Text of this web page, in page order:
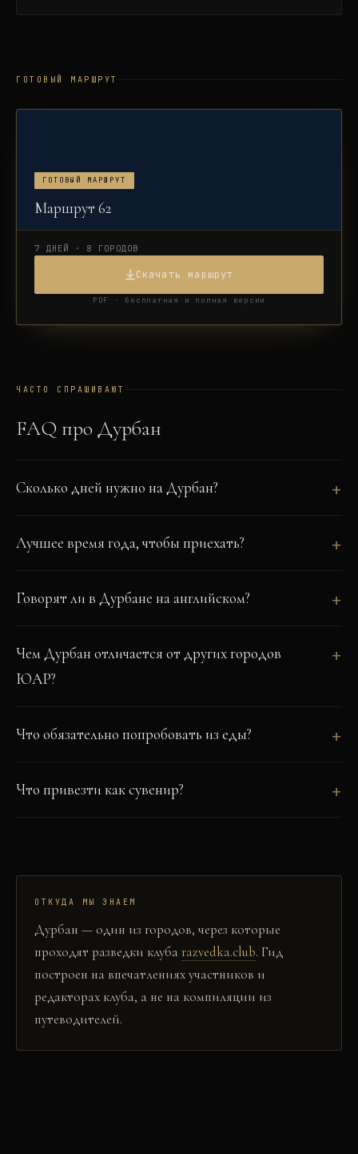
ГОТОВЫЙ МАРШРУТ
ГОТОВЫЙ МАРШРУТ
Маршрут 62
7 ДНЕЙ · 8 ГОРОДОВ
Скачать маршрут
PDF · бесплатная и полная версии
ЧАСТО СПРАШИВАЮТ
FAQ про Дурбан
Сколько дней нужно на Дурбан?
Лучшее время года, чтобы приехать?
Говорят ли в Дурбане на английском?
Чем Дурбан отличается от других городов
ЮАР?
Что обязательно попробовать из еды?
Что привезти как сувенир?
ОТКУДА МЫ ЗНАЕМ
Дурбан — один из городов, через которые
проходят разведки клуба razvedka.club. Гид
построен на впечатлениях участников и
редакторах клуба, а не на компиляции из
путеводителей.